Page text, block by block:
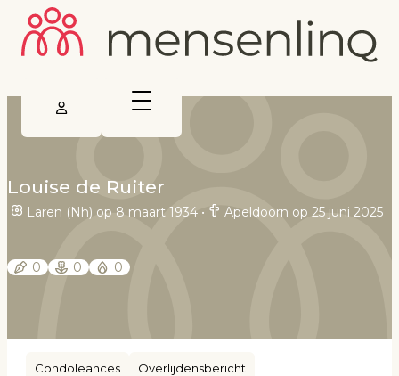
Louise de Ruiter
Laren (Nh) op 8 maart 1934 • Apeldoorn op 25 juni 2025
0 0 0
Condoleances Overlijdensbericht